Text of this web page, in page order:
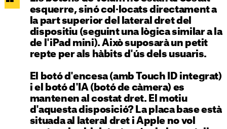
esquerre, sinó col·locats directament a
la part superior del lateral dret del
dispositiu (seguint una lògica similar a la
de l'iPad mini). Això suposarà un petit
repte per als hàbits d'ús dels usuaris.
El botó d'encesa (amb Touch ID integrat)
i el botó d'IA (botó de càmera) es
mantenen al costat dret. El motiu
d'aquesta disposició? La placa base està
situada al lateral dret i Apple no vol